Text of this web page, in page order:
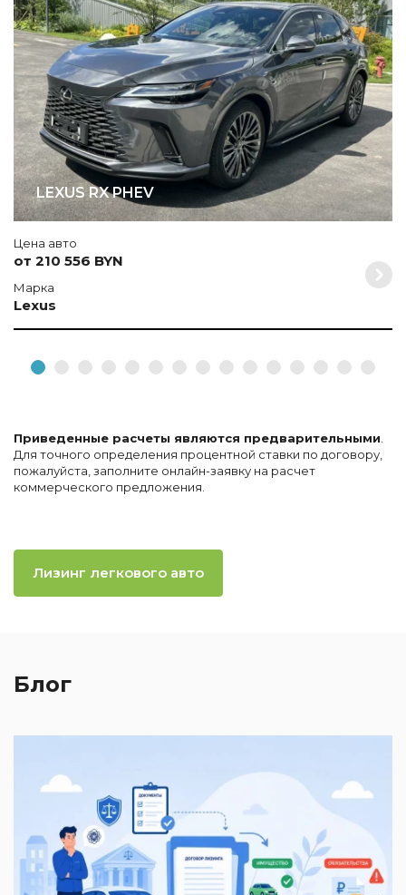
LEXUS RX PHEV
Цена авто
от 210 556 BYN
Марка
Lexus
Приведенные расчеты являются предварительными
Для точного определения процентной ставки по договору,
пожалуйста, заполните онлайн-заявку на расчет
коммерческого предложения.
Лизинг легкового авто
Блог